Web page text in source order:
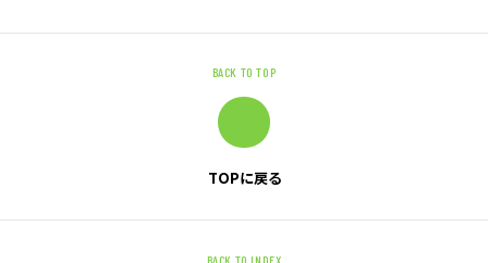
サステナビリティ基本方針
UTグループが取り組む重点課題
ステークホルダー・エンゲージメント
BACK TO TOP
TOPに戻る
BACK TO INDEX